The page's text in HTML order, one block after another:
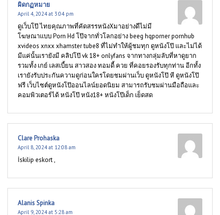
ผิดกฏหมาย
April 4, 2024 at 3:04 pm
ดูเว็บโป๊ ไทยคุณภาพที่คัดสรรหนังXมาอย่างดีไม่มี
โฆษณาแบบ Porn Hd โป๊จากทั่วโลกอย่าง beeg hqporner pornhub
xvideos xnxx xhamster tube8 ที่ไม่ทำให้ผู้ชมทุก ดูหนังโป๊ และไม่ได้
มีแค่นั้นเรายังมี คลิปโป๊ vk 18+ onlyfans จากทางกลุ่มลับที่หาดูยาก
รวมทั้ง เกย์ เลสเบี้ยน สาวสอง ทอมดี้ ควย ที่คอยรองรับทุกท่าน อีกทั้ง
เรายังรับประกันความดูก่อนใครโดยชมผ่านเว็บ ดูหนังโป๊ หี ดูหนังโป๊
ฟรี เว็บไซต์ดูหนังโป๊ออนไลน์ยอดนิยม สามารถรับชมผ่านมือถือและ
คอมพิวเตอร์ได้ หนังโป๊ หนัง18+ หนังโป๊เด็ก เย็ดสด
Clare Prohaska
April 8, 2024 at 12:08 am
İskilip eskort ,
Alanis Spinka
April 9, 2024 at 5:28 am